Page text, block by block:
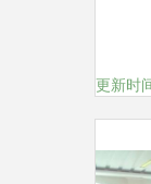
邻
更新时